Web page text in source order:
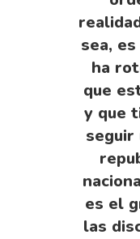
sea,
ha
que
y que
seguir
es el
las